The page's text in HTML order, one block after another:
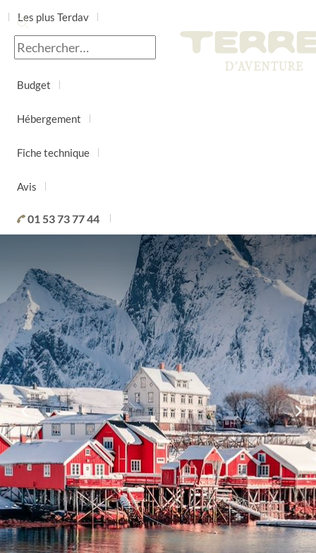
Les plus Terdav
Jour par jour
Budget
Hébergement
Fiche technique
Avis
01 53 73 77 44